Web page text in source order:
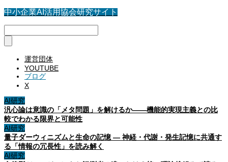
中小企業AI活用協会研究サイト
運営団体
YOUTUBE
ブログ
X
AI研究
汎心論は意識の「メタ問題」を解けるか——機能的実現主義との比
較でわかる限界と可能性
AI研究
量子ダーウィニズムと生命の記憶 ― 神経・代謝・発生記憶に共通す
る「情報の冗長性」を読み解く
AI研究